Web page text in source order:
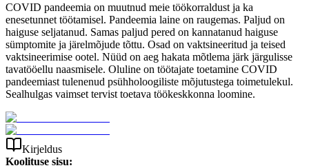
COVID pandeemia on muutnud meie töökorraldust ja ka
enesetunnet töötamisel. Pandeemia laine on raugemas. Paljud on
haiguse seljatanud. Samas paljud pered on kannatanud haiguse
sümptomite ja järelmõjude tõttu. Osad on vaktsineeritud ja teised
vaktsineerimise ootel. Nüüd on aeg hakata mõtlema järk järgulisse
tavatööellu naasmisele. Oluline on töötajate toetamine COVID
pandeemiast tulenenud psühholoogiliste mõjutustega toimetulekul.
Sealhulgas vaimset tervist toetava töökeskkonna loomine.
Kirjeldus
Koolituse sisu: